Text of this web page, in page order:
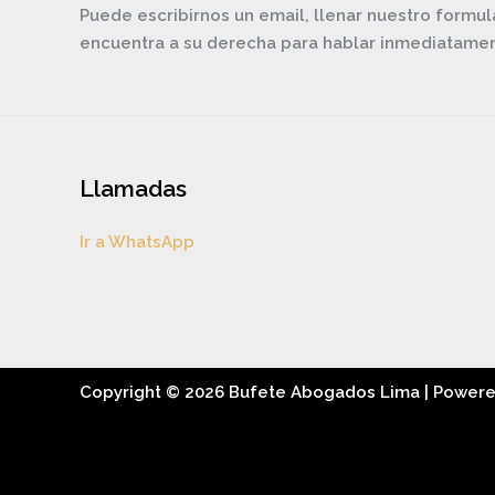
Puede escribirnos un email, llenar nuestro
encuentra a su derecha para hablar
Llamadas
Ir a WhatsApp
Copyright © 2026 Bufete Abogados Lima |